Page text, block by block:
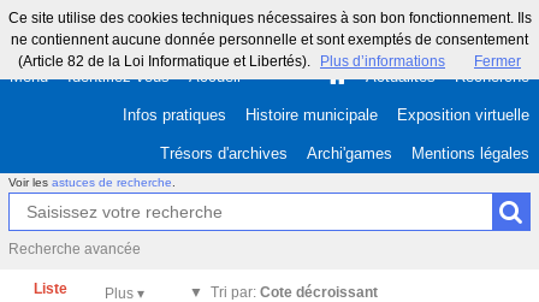
Ce site utilise des cookies techniques nécessaires à son bon fonctionnement. Ils
ne contiennent aucune donnée personnelle et sont exemptés de consentement
(Article 82 de la Loi Informatique et Libertés).
Plus d’informations Fermer
Menu Identifiez-vous Accueil Actualités Recherche
Infos pratiques Histoire municipale Exposition virtuelle
Trésors d'archives Archi'games Mentions légales
Voir les astuces de recherche
Recherche avancée
Liste Tri par: Cote décroissant